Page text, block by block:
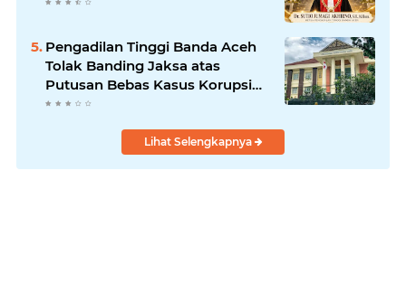
Pengadilan Tinggi Banda Aceh
Tolak Banding Jaksa atas
Putusan Bebas Kasus Korupsi
Wastafel
Lihat Selengkapnya